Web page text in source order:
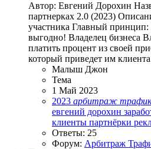
Автор: Евгений Дорохин
партнерках 2.0 (2023)
участника Главный
выгодно! Владелец бизнеса
платить процент из своей
который приведет им
Малыш Джон
Тема
1 Май 2023
2023 арбитраж
евгений дорохин
клиенты партнёрки
Ответы: 25
Форум: Арбитраж